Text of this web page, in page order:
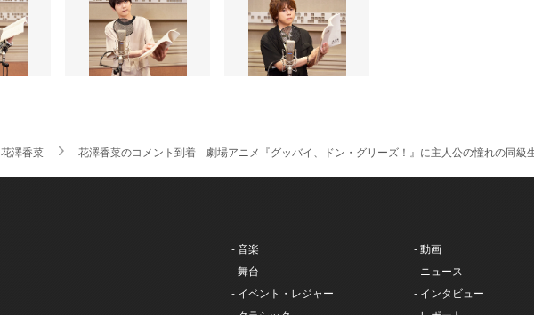
花澤香菜 花澤香菜のコメント到着 劇場アニメ『グッバイ、ドン・グリーズ！』に主人公の憧れの同級
- 音楽
- 舞台
- イベント・レジャー
- 動画
- ニュース
- インタビュー